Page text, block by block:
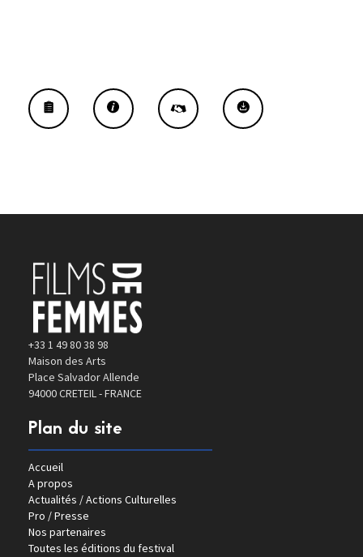
+33 1 49 80 38 98
Maison des Arts
Place Salvador Allende
94000 CRETEIL - FRANCE
Plan du site
Accueil
A propos
Actualités / Actions Culturelles
Pro / Presse
Nos partenaires
Toutes les éditions du festival